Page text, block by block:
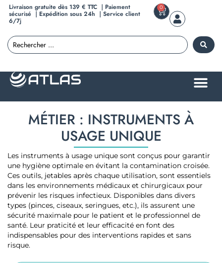
Livraison gratuite dès 139 € TTC ｜Paiement
sécurisé ｜Expédition sous 24h ｜Service client
6/7j
0
MÉTIER : INSTRUMENTS À
USAGE UNIQUE
Les instruments à usage unique sont conçus pour garantir
une hygiène optimale en évitant la contamination croisée.
Ces outils, jetables après chaque utilisation, sont essentiels
dans les environnements médicaux et chirurgicaux pour
prévenir les risques infectieux. Disponibles dans divers
types (pinces, ciseaux, seringues, etc.), ils assurent une
sécurité maximale pour le patient et le professionnel de
santé. Leur praticité et leur efficacité en font des
indispensables pour des interventions rapides et sans
risque.